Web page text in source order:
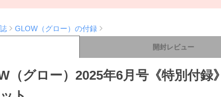
GLOW（グロー）の付録
開封レビュー
（グロー）2025年6月号《特別付録